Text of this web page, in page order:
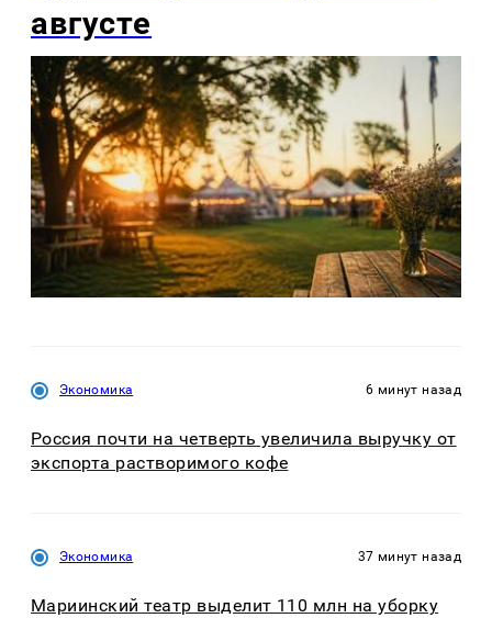
августе
Экономика 6 минут назад
Россия почти на четверть увеличила выручку от
экспорта растворимого кофе
Экономика 37 минут назад
Мариинский театр выделит 110 млн на уборку